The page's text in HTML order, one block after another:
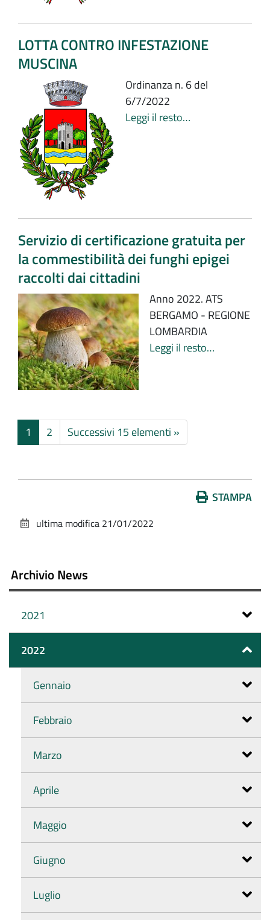
LOTTA CONTRO INFESTAZIONE
MUSCINA
Ordinanza n. 6 del
6/7/2022
Leggi il resto…
Servizio di certificazione gratuita per
la commestibilità dei funghi epigei
raccolti dai cittadini
Anno 2022. ATS
BERGAMO - REGIONE
LOMBARDIA
Leggi il resto…
1 2 Successivi 15 elementi »
documento
STAMPA
ultima modifica 21/01/2022
Archivio News
2021
2022
Gennaio
Febbraio
Marzo
Aprile
Maggio
Giugno
Luglio